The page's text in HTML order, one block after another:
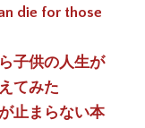
die for those
子供の人生が
てみた
止まらない本